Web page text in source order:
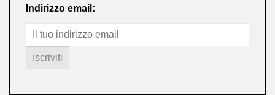
Indirizzo email: